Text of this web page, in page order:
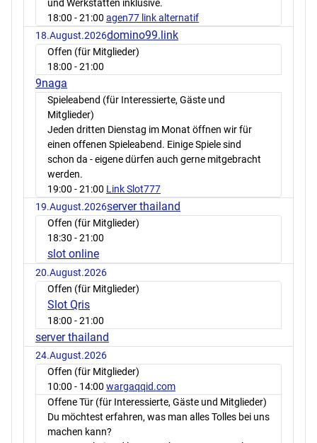
und Werkstätten inklusive.
18:00 - 21:00 agen77 link alternatif
18.August.2026domino99.link
Offen (für Mitglieder)
18:00 - 21:00
9naga
Spieleabend (für Interessierte, Gäste und
Mitglieder)
Jeden dritten Dienstag im Monat öffnen wir für
einen offenen Spieleabend. Einige Spiele sind
schon da - eigene dürfen auch gerne mitgebracht
werden.
19:00 - 21:00 Link Slot777
19.August.2026server thailand
Offen (für Mitglieder)
18:30 - 21:00
slot online
20.August.2026
Offen (für Mitglieder)
Slot Qris
18:00 - 21:00
server thailand
24.August.2026
Offen (für Mitglieder)
10:00 - 14:00 wargaqqid.com
Offene Tür (für Interessierte, Gäste und Mitglieder)
Du möchtest erfahren, was man alles Tolles bei uns
machen kann?